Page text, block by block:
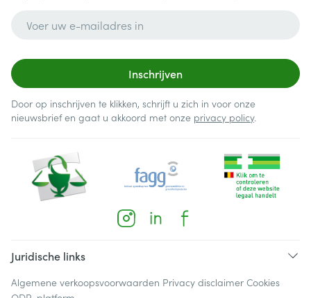
Inschrijven
Door op inschrijven te klikken, schrijft u zich in voor onze
nieuwsbrief en gaat u akkoord met onze privacy policy.
Juridische links
Algemene verkoopsvoorwaarden Privacy disclaimer Cookies